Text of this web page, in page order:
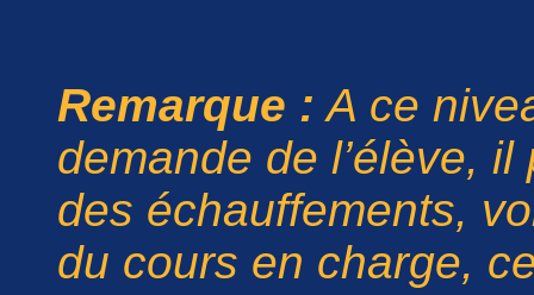
Remarque : A ce
demande de l’élève,
des échauffements,
du cours en charge,